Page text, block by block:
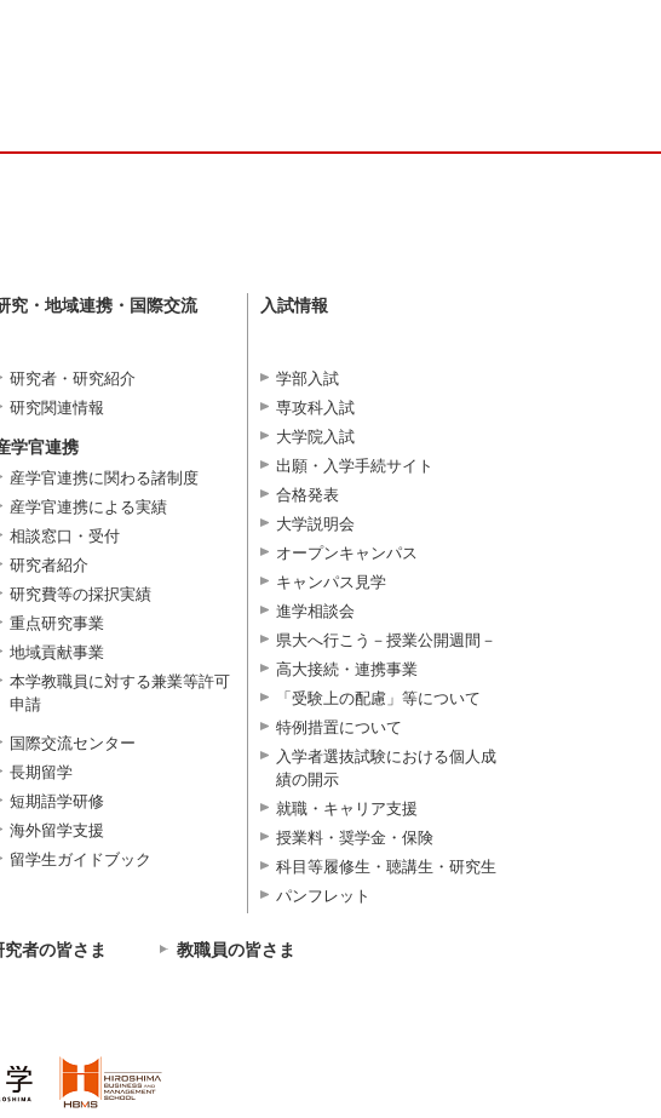
究・地域連携・国際交流
研究者・研究紹介
研究関連情報
学官連携
産学官連携に関わる諸制度
産学官連携による実績
相談窓口・受付
研究者紹介
研究費等の採択実績
重点研究事業
地域貢献事業
本学教職員に対する兼業等許可
申請
国際交流センター
長期留学
短期語学研修
海外留学支援
留学生ガイドブック
入試情報
学部入試
専攻科入試
大学院入試
出願・入学手続サイト
合格発表
大学説明会
オープンキャンパス
キャンパス見学
進学相談会
県大へ行こう－授業公開週間－
高大接続・連携事業
「受験上の配慮」等について
特例措置について
入学者選抜試験における個人成
績の開示
就職・キャリア支援
授業料・奨学金・保険
科目等履修生・聴講生・研究生
パンフレット
究者の皆さま 教職員の皆さま